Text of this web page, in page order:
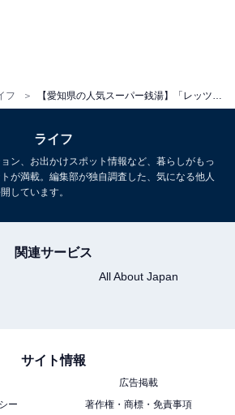
フ
県の人気スーパー銭湯】「ゆのゆ
設。東海地区最大級の炭酸ゆでリラック
ライフ
ン、お出かけスポット情報など、暮らしがもっ
が満載。編集部が独自調査した、気になる他人
しています。
関連サービス
All About Japan
サイト情報
広告掲載
ー
著作権・商標・免責事項